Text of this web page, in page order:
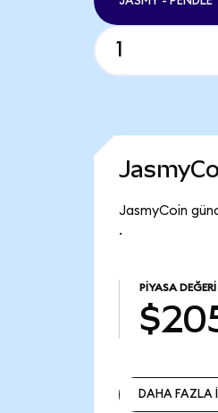
JasmyCoin
.
PIYASA DEĞERI
DAHA FAZLA